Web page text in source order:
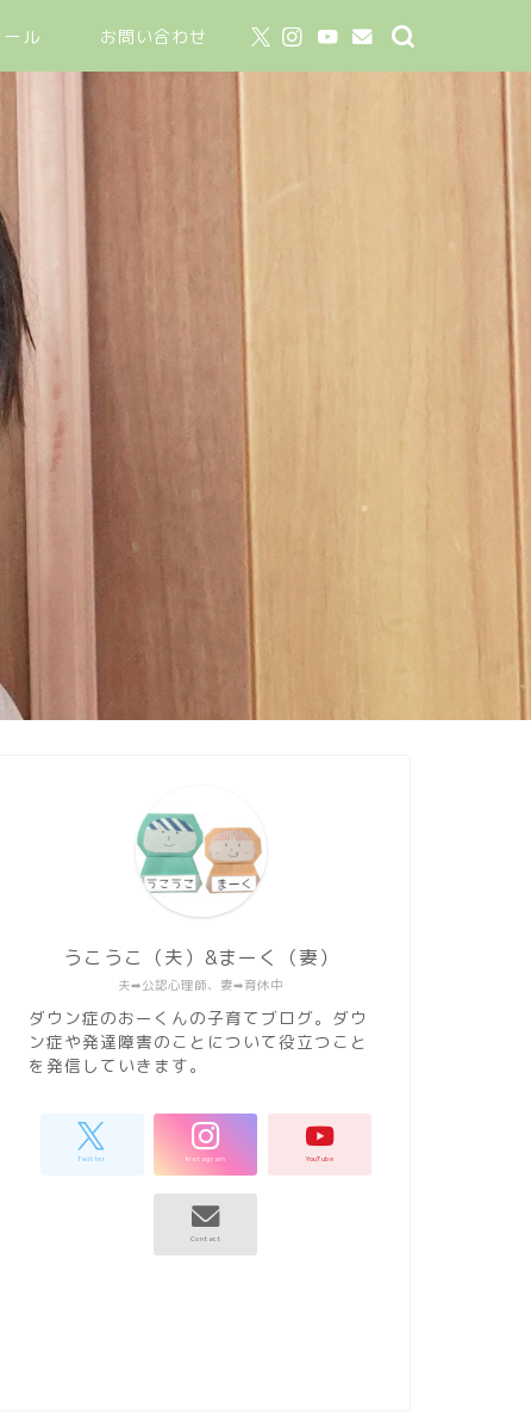
ール お問い合わせ
夫➡︎公認心理師、妻➡︎育休中
うこうこ（夫）&まーく（妻）
ダウン症のおーくんの子育てブログ。ダウ
ン症や発達障害のことについて役立つこと
を発信していきます。